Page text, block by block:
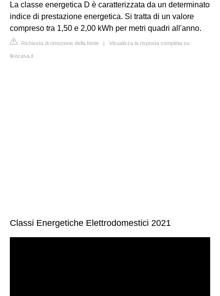
La classe energetica D è caratterizzata da un determinato
indice di prestazione energetica. Si tratta di un valore
compreso tra 1,50 e 2,00 kWh per metri quadri all'anno.
Richiesta di rimozione della fonte | Visualizza la risposta completa su
likecasa.it
Classi Energetiche Elettrodomestici 2021